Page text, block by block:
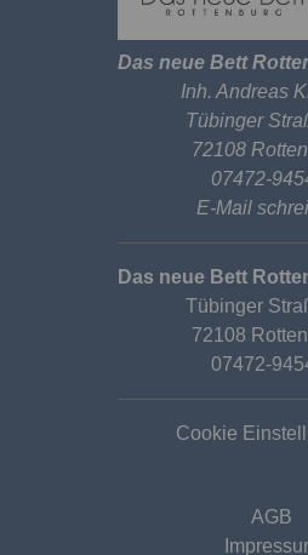
Das neue Bett
Inh. Andreas
Tübinger
72108
07472-
E-Mail
Das neue Bett
Tübinger
72108
07472-
Cookie
AGB